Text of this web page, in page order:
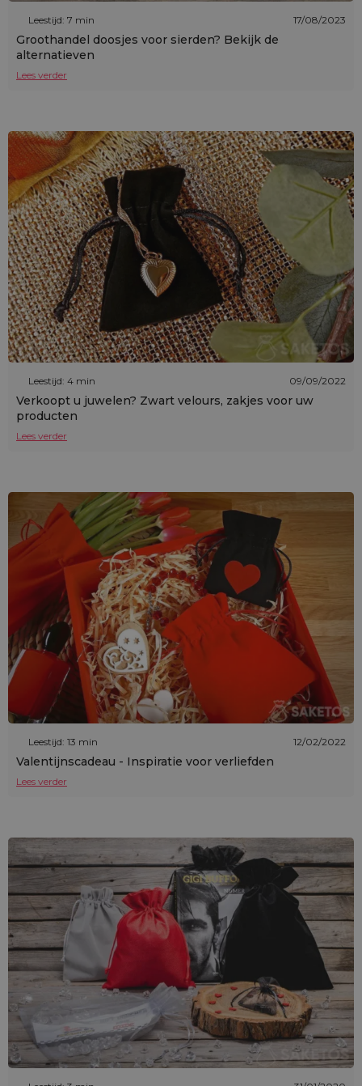
Leestijd: 7 min 17/08/2023
Groothandel doosjes voor sierden? Bekijk de
alternatieven
Lees verder
Leestijd: 4 min 09/09/2022
Verkoopt u juwelen? Zwart velours, zakjes voor uw
producten
Lees verder
Leestijd: 13 min 12/02/2022
Valentijnscadeau - Inspiratie voor verliefden
Lees verder